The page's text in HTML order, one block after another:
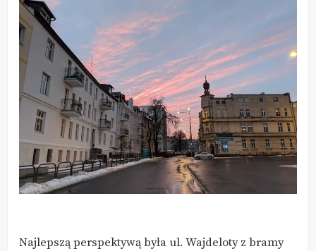
Najlepszą perspektywą była ul. Wajdeloty z bramy